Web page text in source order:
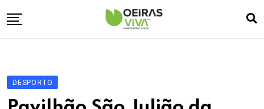
to
Oeiras Marina
DESPORTO